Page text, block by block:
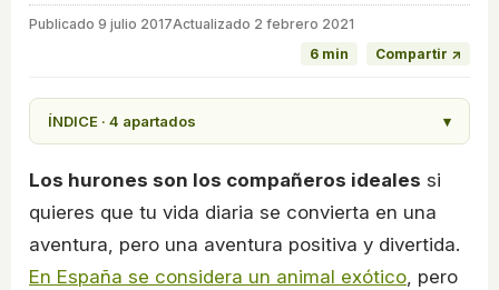
Publicado 9 julio 2017Actualizado 2 febrero 2021
6 min
Compartir ↗
ÍNDICE · 4 apartados ▾
Los hurones son los compañeros ideales si
quieres que tu vida diaria se convierta en una
aventura, pero una aventura positiva y divertida.
En España se considera un animal exótico, pero